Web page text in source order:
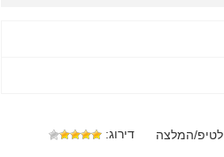
לטיפ/המלצה דירוג: